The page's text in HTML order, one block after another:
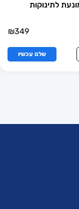
₪349
שלם עכשיו